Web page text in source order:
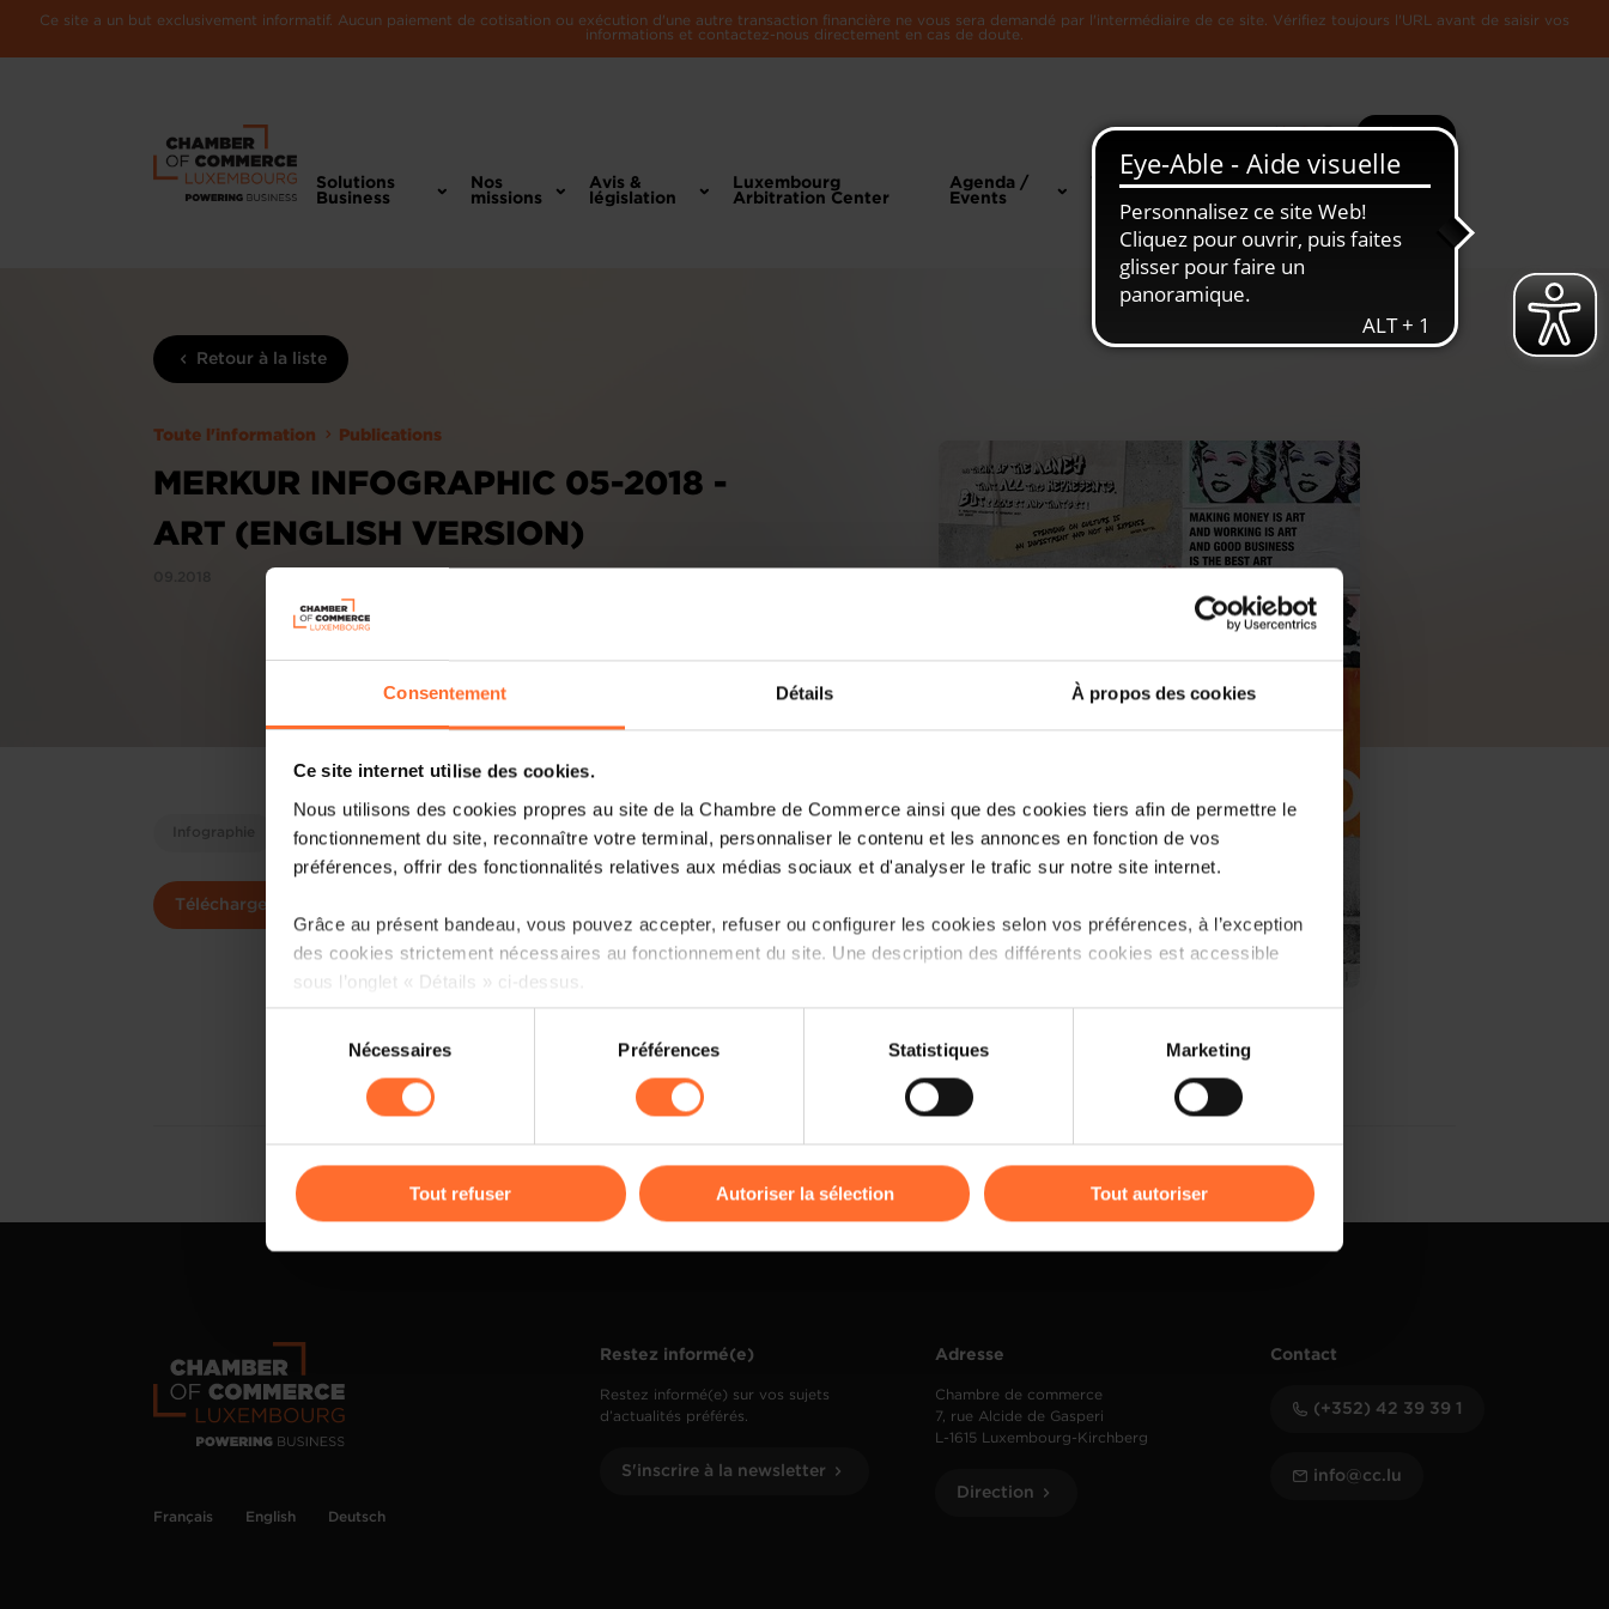
Consentement Détails À propos des cookies
Ce site internet utilise des cookies.
Nous utilisons des cookies propres au site de la Chambre de Commerce ainsi que des cookies tiers afin de permettre le
fonctionnement du site, reconnaître votre terminal, personnaliser le contenu et les annonces en fonction de vos
préférences, offrir des fonctionnalités relatives aux médias sociaux et d'analyser le trafic sur notre site internet.
Grâce au présent bandeau, vous pouvez accepter, refuser ou configurer les cookies selon vos préférences, à l’exception
des cookies strictement nécessaires au fonctionnement du site. Une description des différents cookies est accessible
sous l’onglet « Détails » ci-dessus.
Il est précisé que la navigation sur le site et certaines fonctionnalités (ex : lecture de vidéos, partage sur les réseaux
sociaux, sauvegarde des préférences de lecture vidéo, personnalisation de l’affichage du site) peuvent être affectées en
cas de refus de tous les cookies ou des cookies non nécessaires.
gauche de chaque page.
consentement
Nécessaires Préférences Statistiques Marketing
Tout refuser Autoriser la sélection Tout autoriser
Ce site a un but exclusivement informatif. Aucun paiement de cotisation ou exécution d'une autre transaction financière ne vous sera demandé par l'intermédiaire de ce site. Vérifiez toujours l'URL avant de saisir vos
informations et contactez-nous directement en cas de doute.
Recherche Plus
Solutions
Business
Nos
missions
Avis &
législation
Luxembourg
Arbitration Center
Agenda /
Events
Toute
L'Economie
Retour à la liste
Toute l'information Publications
MERKUR INFOGRAPHIC 05-2018 -
ART (ENGLISH VERSION)
Infographie
Télécharger
Français English Deutsch
Restez informé(e)
Restez informé(e) sur vos sujets
d’actualités préférés.
S'inscrire à la newsletter
Adresse
Chambre de commerce
7, rue Alcide de Gasperi
L-1615 Luxembourg-Kirchberg
Direction
Contact
(+352) 42 39 39 1
info@cc.lu